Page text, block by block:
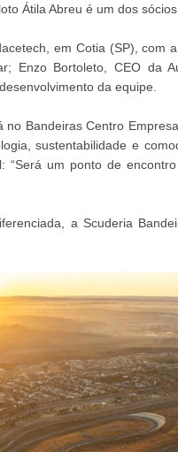
Átila Abreu é um dos
em Cotia (SP), com
Enzo Bortoleto, CEO da
da equipe.
no Bandeiras Centro
sustentabilidade e
“Será um ponto de
a Scuderia